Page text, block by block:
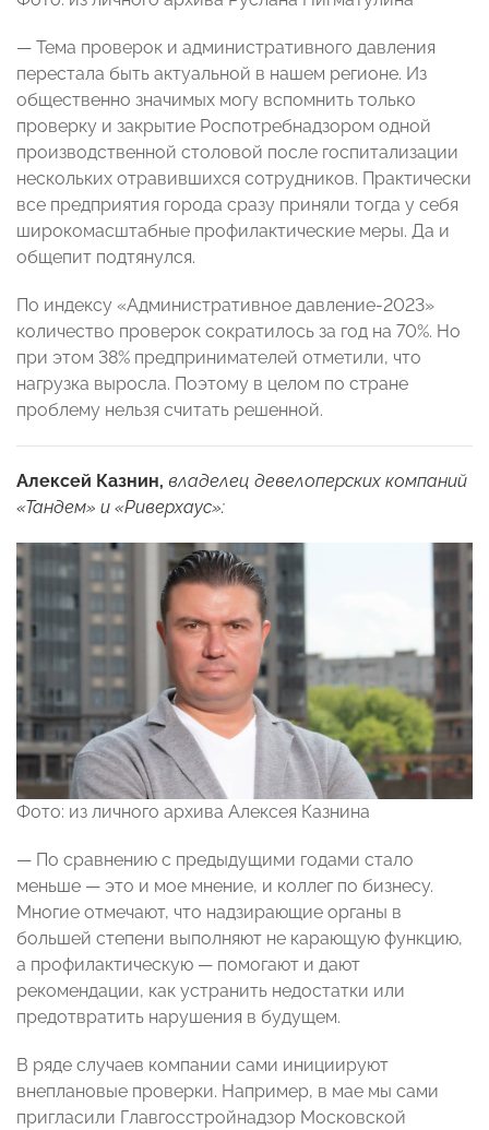
— Тема проверок и административного давления
перестала быть актуальной в нашем регионе. Из
общественно значимых могу вспомнить только
проверку и закрытие Роспотребнадзором одной
производственной столовой после госпитализации
нескольких отравившихся сотрудников. Практически
все предприятия города сразу приняли тогда у себя
широкомасштабные профилактические меры. Да и
общепит подтянулся.
По индексу «Административное давление-2023»
количество проверок сократилось за год на 70%. Но
при этом 38% предпринимателей отметили, что
нагрузка выросла. Поэтому в целом по стране
проблему нельзя считать решенной.
Алексей Казнин, владелец девелоперских компаний
«Тандем» и «Риверхаус»:
Фото: из личного архива Алексея Казнина
— По сравнению с предыдущими годами стало
меньше — это и мое мнение, и коллег по бизнесу.
Многие отмечают, что надзирающие органы в
большей степени выполняют не карающую функцию,
а профилактическую — помогают и дают
рекомендации, как устранить недостатки или
предотвратить нарушения в будущем.
В ряде случаев компании сами инициируют
внеплановые проверки. Например, в мае мы сами
пригласили Главгосстройнадзор Московской